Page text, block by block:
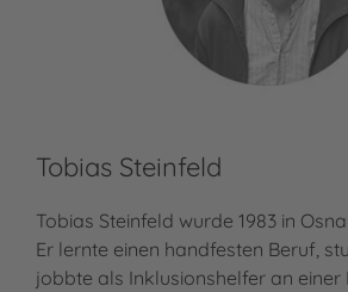
Tobias Steinfeld
Tobias Steinfeld wurde 1983 in
Er lernte einen handfesten Beruf,
jobbte als Inklusionshelfer an einer